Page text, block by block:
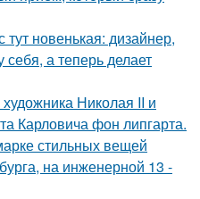
новенькая: дизайнер,
а теперь делает
Николая II и
Карловича фон липгарта.
стильных вещей
на инженерной 13 -